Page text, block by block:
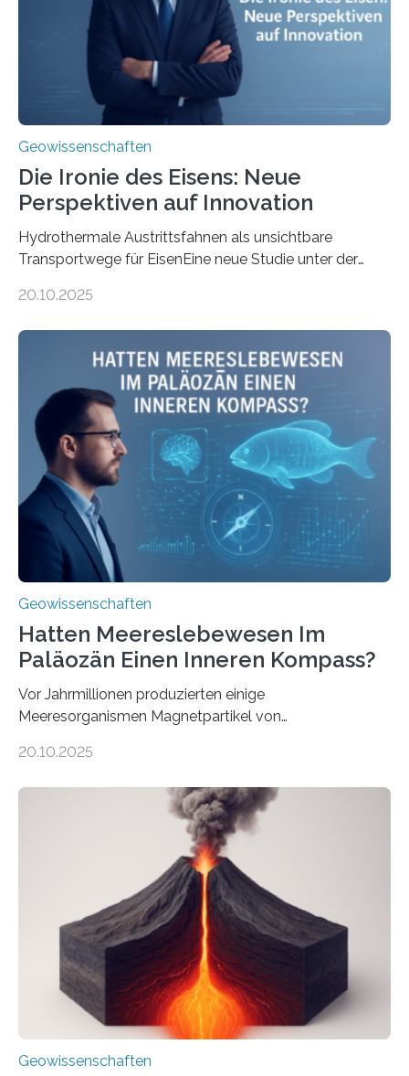
Geowissenschaften
Die Ironie des Eisens: Neue
Perspektiven auf Innovation
Hydrothermale Austrittsfahnen als unsichtbare
Transportwege für EisenEine neue Studie unter der
Umweltwissenschaften der Universität Bremen –
Meeresboden die Eisenverfügbarkeit und den globalen
Stoffkreislauf im Ozean prägen. Die Überblicksstudie
mit dem Titel „Iron’s Irony“ ist in Communications Earth
& Environment erschienen. Die Studie fasst bestehende
Forschungsergebnisse zusammen und interpretiert sie
neu, um zu erklären, wie Eisen, das aus hydrothermalen
Systemen freigesetzt wird, über ganze Ozeanbecken
transportiert werden kann. „Das…
20.10.2025
Geowissenschaften
Hatten Meereslebewesen Im
Paläozän Einen Inneren Kompass?
Vor Jahrmillionen produzierten einige
Meeresorganismen Magnetpartikel von
Sedimenten zu finden sind. Nun ist es einem
Domänen auf einem dieser „Riesenmagnetfossilien” mit
einer raffinierten Methode an der Diamond-
Röntgenquelle zu kartieren. Ihre Analyse zeigt, dass
diese Partikel es den Organismen ermöglicht haben
könnten, winzige Schwankungen sowohl in der
Richtung als auch in der Intensität des Erdmagnetfelds
wahrzunehmen. Dadurch konnten sie sich verorten und
über den Ozean navigieren. Vor einigen Jahren…
20.10.2025
Geowissenschaften